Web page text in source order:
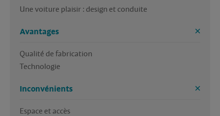
Une voiture plaisir : design et conduite
Avantages
Qualité de fabrication
Technologie
Inconvénients
Espace et accès